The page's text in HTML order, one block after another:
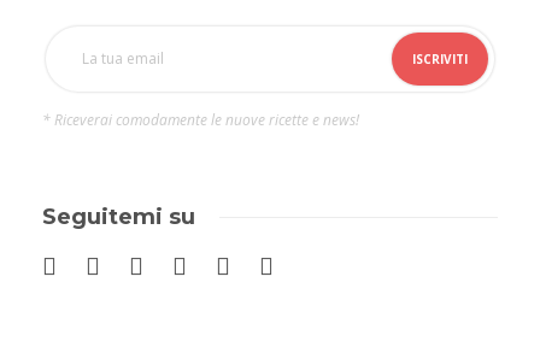
* Riceverai comodamente le nuove ricette e news!
Seguitemi su